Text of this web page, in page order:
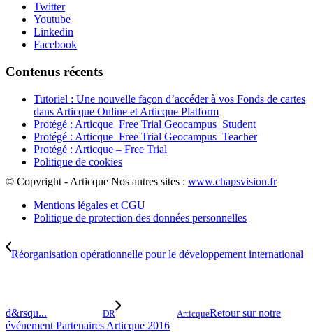
Twitter
Youtube
Linkedin
Facebook
Contenus récents
Tutoriel : Une nouvelle façon d’accéder à vos Fonds de cartes
dans Articque Online et Articque Platform
Protégé : Articque_Free Trial Geocampus_Student
Protégé : Articque_Free Trial Geocampus_Teacher
Protégé : Articque – Free Trial
Politique de cookies
© Copyright - Articque Nos autres sites : www.chapsvision.fr
Mentions légales et CGU
Politique de protection des données personnelles
Réorganisation opérationnelle pour le développement international
d&rsqu... DR ArticqueRetour sur notre
événement Partenaires Articque 2016